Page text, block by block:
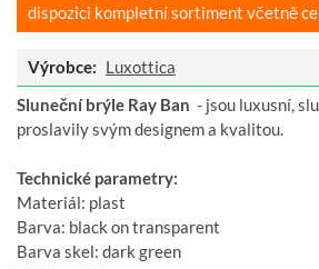
dispozici kompletní sortiment včetně
Výrobce: Luxottica
Sluneční brýle Ray Ban - jsou luxusní,
proslavily svým designem a kvalitou.
Technické parametry:
Materiál: plast
Barva: black on transparent
Barva skel: dark green